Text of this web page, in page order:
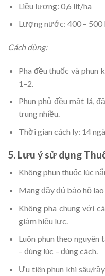
Liều lượng: 0,6 lít/ha
Lượng nước: 400 – 500
Cách dùng:
Pha đều thuốc và phun
1–2.
Phun phủ đều mặt lá,
trung nhiều.
Thời gian cách ly: 14
5. Lưu ý sử dụng
Không phun thuốc lúc
Mang đầy đủ bảo hộ
Không pha chung với
giảm hiệu lực.
Luôn phun theo nguyên
– đúng lúc – đúng cách.
Ưu tiên phun khi sâu/